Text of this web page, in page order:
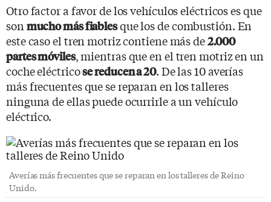
Otro factor a favor de los vehículos eléctricos es que
son mucho más fiablesque los de combustión. En
este caso el tren motriz contiene más de2.000
partes móviles, mientras que en el tren motriz en un
coche eléctricose reducen a 20. De las 10 averías
más frecuentes que se reparan en los talleres
ninguna de ellas puede ocurrirle a un vehículo
eléctrico.
Averías más frecuentes que se reparan en los talleres de Reino
Unido.